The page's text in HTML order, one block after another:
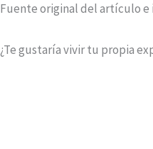
Fuente original del artículo e
¿Te gustaría vivir tu propia